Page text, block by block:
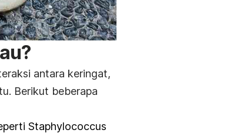
antara keringat,
Berikut beberapa
Staphylococcus